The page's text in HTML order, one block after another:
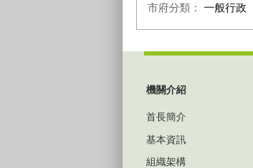
市府分類： 一般行政
機關介紹
首長簡介
基本資訊
組織架構